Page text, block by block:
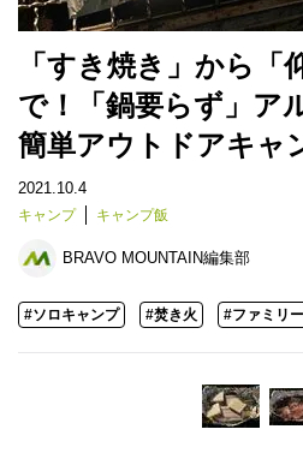
「すき焼き」から「
で！「鍋要らず」ア
簡単アウトドアキャ
2021.10.4
キャンプ キャンプ飯
BRAVO MOUNTAIN編集部
#ソロキャンプ #焚き火 #ファミリ